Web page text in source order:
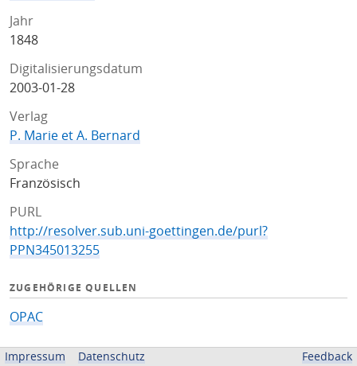
Jahr
1848
Digitalisierungsdatum
2003-01-28
Verlag
P. Marie et A. Bernard
Sprache
Französisch
PURL
http://resolver.sub.uni-goettingen.de/purl?
PPN345013255
ZUGEHÖRIGE QUELLEN
OPAC
BEREITGESTELLT VON
Impressum Datenschutz Feedback